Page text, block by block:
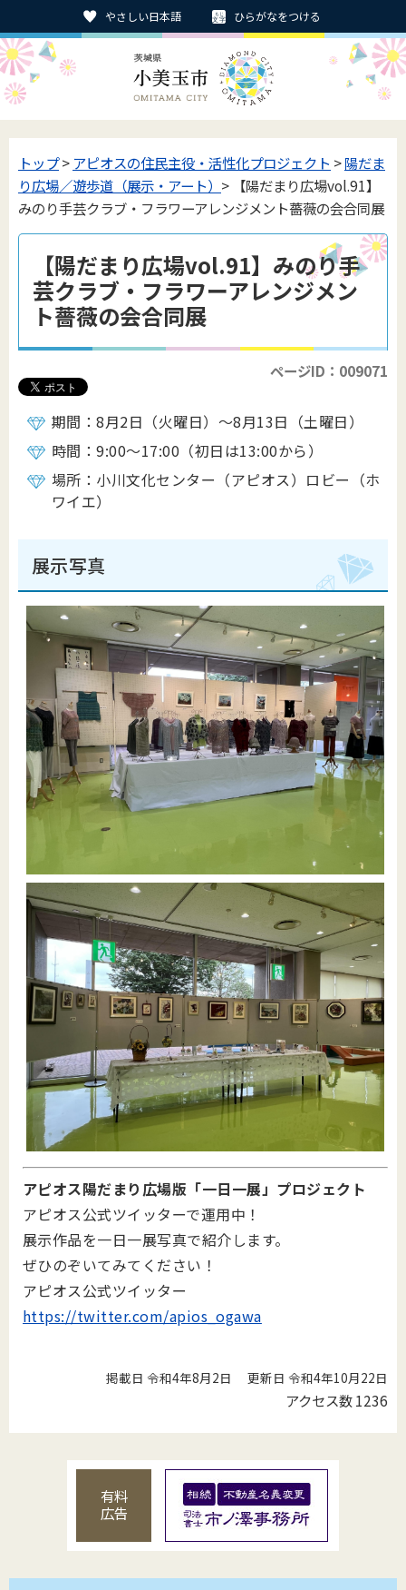
やさしい日本語 ひらがなをつける
トップ> アピオスの住民主役・活性化プロジェクト >陽だま
り広場／遊歩道（展示・アート） > 【陽だまり広場vol.91】
みのり手芸クラブ・フラワーアレンジメント薔薇の会合同展
【陽だまり広場vol.91】みのり手
芸クラブ・フラワーアレンジメン
ト薔薇の会合同展
ページID：009071
期間：8月2日（火曜日）～8月13日（土曜日）
時間：9:00～17:00（初日は13:00から）
場所：小川文化センター（アピオス）ロビー（ホ
ワイエ）
展示写真
アピオス陽だまり広場版「一日一展」プロジェクト
アピオス公式ツイッターで運用中！
展示作品を一日一展写真で紹介します。
ぜひのぞいてみてください！
アピオス公式ツイッター
https://twitter.com/apios_ogawa
掲載日 令和4年8月2日 更新日 令和4年10月22日
アクセス数1236
有料
広告